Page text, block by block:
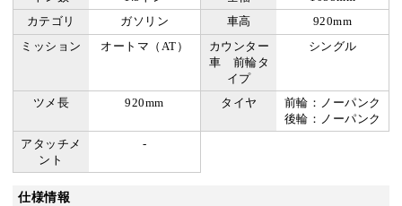
カテゴリ
ガソリン 車高
920mm
ミッション
オートマ（AT）
カウンター
車 前輪タ
イプ
シングル
ツメ長 920mm タイヤ
前輪：ノーパンク
後輪：ノーパンク
アタッチメ
ント
-
仕様情報